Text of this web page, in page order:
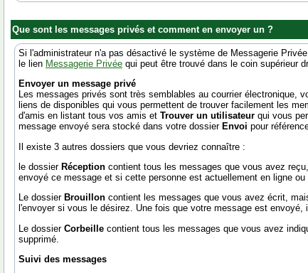
Que sont les messages privés et comment en envoyer un ?
Si l'administrateur n'a pas désactivé le système de Messagerie
le lien Messagerie Privée qui peut être trouvé dans le coin supérieur
Envoyer un message privé
Les messages privés sont très semblables au courrier
liens de disponibles qui vous permettent de trouver facilement les
d'amis en listant tous vos amis et Trouver un utilisateur qui vous
message envoyé sera stocké dans votre dossier Envoi pour
Il existe 3 autres dossiers que vous devriez connaître :
le dossier Réception contient tous les messages que vous avez
envoyé ce message et si cette personne est actuellement en ligne
Le dossier Brouillon contient les messages que vous avez écrit,
l'envoyer si vous le désirez. Une fois que votre message est
Le dossier Corbeille contient tous les messages que vous avez
supprimé.
Suivi des messages